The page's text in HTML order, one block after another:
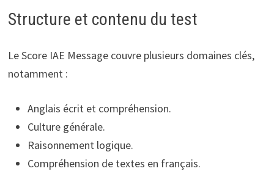
Structure et contenu du test
Le Score IAE Message couvre plusieurs domaines clés,
notamment :
Anglais écrit et compréhension.
Culture générale.
Raisonnement logique.
Compréhension de textes en français.